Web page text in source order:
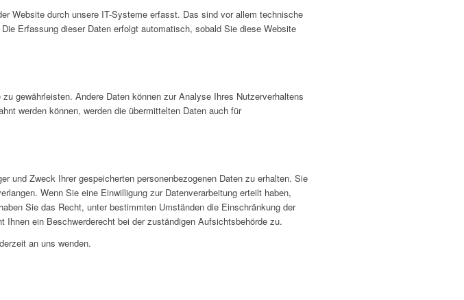
Website durch unsere IT-Systeme erfasst. Das sind vor allem technische
Erfassung dieser Daten erfolgt automatisch, sobald Sie diese Website
gewährleisten. Andere Daten können zur Analyse Ihres Nutzerverhaltens
werden können, werden die übermittelten Daten auch für
und Zweck Ihrer gespeicherten personenbezogenen Daten zu erhalten. Sie
Wenn Sie eine Einwilligung zur Datenverarbeitung erteilt haben,
Sie das Recht, unter bestimmten Umständen die Einschränkung der
Ihnen ein Beschwerderecht bei der zuständigen Aufsichtsbehörde zu.
an uns wenden.